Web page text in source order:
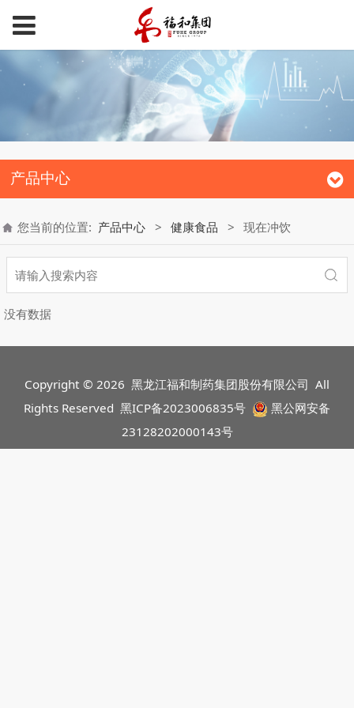
产品中心
您当前的位置: 产品中心 > 健康食品 > 现在冲饮
没有数据
Copyright © 2026 黑龙江福和制药集团股份有限公司 All
Rights Reserved 黑ICP备2023006835号
黑公网安备
23128202000143号